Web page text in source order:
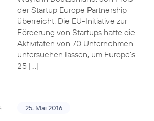
der Startup Europe Partnership
überreicht. Die EU-Initiative zur
Förderung von Startups hatte die
Aktivitäten von 70 Unternehmen
untersuchen lassen, um Europe’s
25 […]
25. Mai 2016